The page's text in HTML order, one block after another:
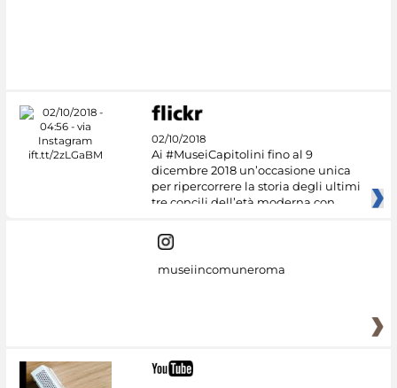
02/10/2018
Ai #MuseiCapitolini fino al 9
dicembre 2018 un’occasione unica
per ripercorrere la storia degli ultimi
tre concili dell’età moderna con
museiincomuneroma